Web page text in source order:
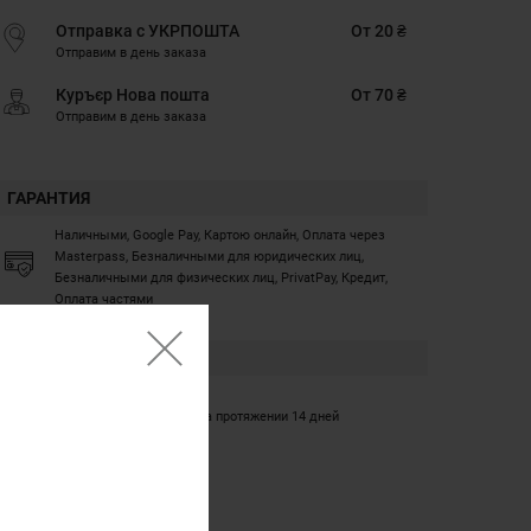
Отправка с УКРПОШТА
Отправим в день заказа
От 20 ₴
Куръєр Нова пошта
Отправим в день заказа
От 70 ₴
ГАРАНТИЯ
Наличными, Google Pay, Картою онлайн, Оплата через
Masterpass, Безналичными для юридических лиц,
Безналичными для физических лиц, PrivatPay, Кредит,
Оплата частями
Обмен/возврат товара на протяжении 14 дней